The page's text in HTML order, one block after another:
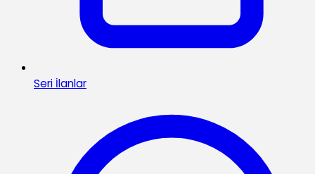
Seri İlanlar